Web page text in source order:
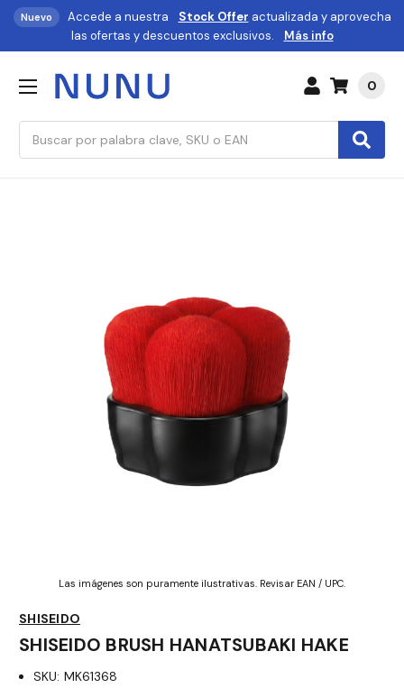
Nuevo Accede a nuestra Stock Offer actualizada y aprovecha
las ofertas y descuentos exclusivos.
Más info
0
SHISEIDO
SHISEIDO BRUSH HANATSUBAKI HAKE
SKU: MK61368
Las imágenes son puramente ilustrativas. Revisar EAN / UPC.